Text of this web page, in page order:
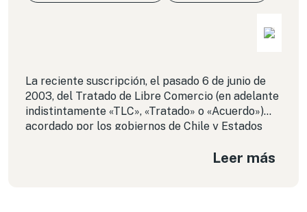
La reciente suscripción, el pasado 6 de junio de
2003, del Tratado de Libre Comercio (en adelante
indistintamente «TLC», «Tratado» o «Acuerdo»)
acordado por los gobiernos de Chile y Estados
Leer más